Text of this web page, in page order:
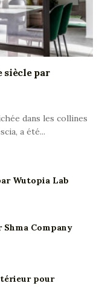
siècle par
dans les collines
a été...
Wutopia Lab
Company
pour